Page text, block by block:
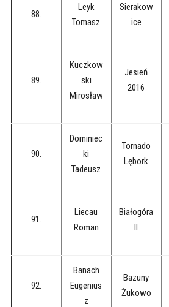
88.
Leyk
Tomasz
Sierakow
ice
89.
Kuczkow
ski
Mirosław
Jesień
2016
90.
Dominiec
ki
Tadeusz
Tornado
Lębork
91.
Liecau
Roman
Białogóra
II
92.
Banach
Eugenius
z
Bazuny
Żukowo